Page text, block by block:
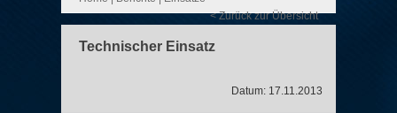
< Zurück zur Übersicht
Technischer Einsatz
Datum: 17.11.2013